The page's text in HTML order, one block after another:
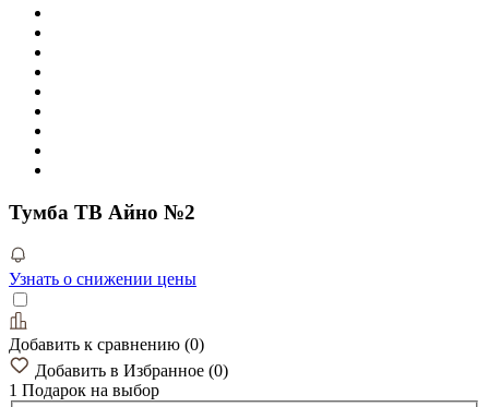
Тумба ТВ Айно №2
Узнать о снижении цены
Добавить к сравнению (0)
Добавить в Избранное (0)
1 Подарок на выбор